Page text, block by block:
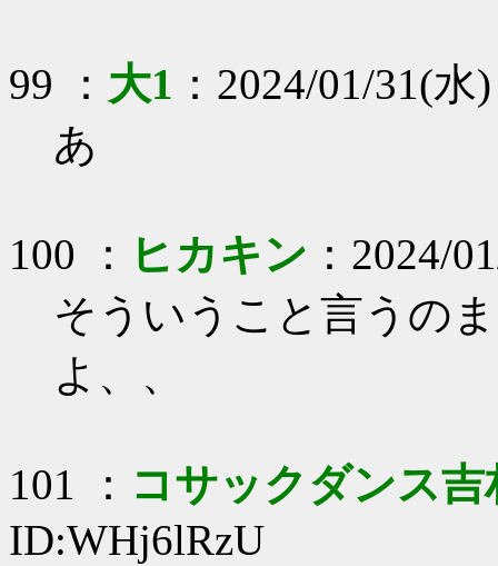
99 ： 大1 ：2024/01/31(
あ
100 ： ヒカキン ：2024/
そういうこと言うの
よ、、
101 ： コサックダンス吉
ID:WHj6lRzU